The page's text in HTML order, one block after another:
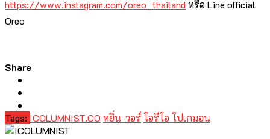
https://www.instagram.com/oreo_thailand หรือ Line official
Oreo
Share
Tags: ICOLUMNIST.CO หยิ่น-วอร์โอรีโอ โปเกมอน